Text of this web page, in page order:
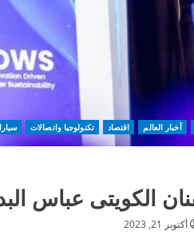
أخبار العالم اقتصاد تكنولوجيا واتصالات
الكويتى عباس
أكتوبر 21, 2023